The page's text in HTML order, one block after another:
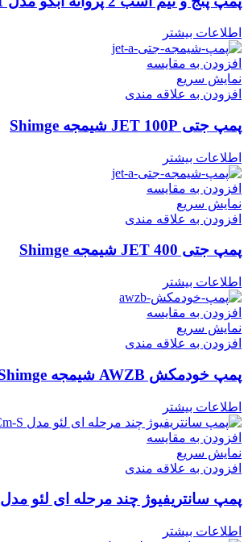
اطلاعات بیشتر
افزودن به مقایسه
نمایش سریع
افزودن به علاقه مندی
پمپ جتی JET 100P شیمجه Shimge
اطلاعات بیشتر
افزودن به مقایسه
نمایش سریع
افزودن به علاقه مندی
پمپ جتی JET 400 شیمجه Shimge
اطلاعات بیشتر
افزودن به مقایسه
نمایش سریع
افزودن به علاقه مندی
پمپ خودمکش AWZB شیمجه Shimge
اطلاعات بیشتر
افزودن به مقایسه
نمایش سریع
افزودن به علاقه مندی
پمپ سانتریفیوژ چند مرحله ای لئو مدل ACm-S
اطلاعات بیشتر